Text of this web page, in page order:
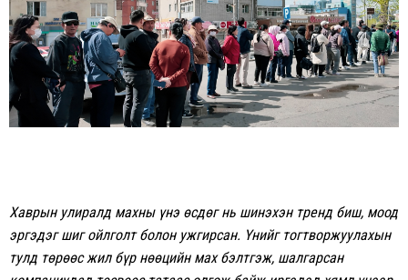
Хаврын улиралд махны үнэ өсдөг нь шинэхэн тренд биш, моод
эргэдэг шиг ойлголт болон ужгирсан. Үнийг тогтворжуулахын
тулд төрөөс жил бүр нөөцийн мах бэлтгэж, шалгарсан